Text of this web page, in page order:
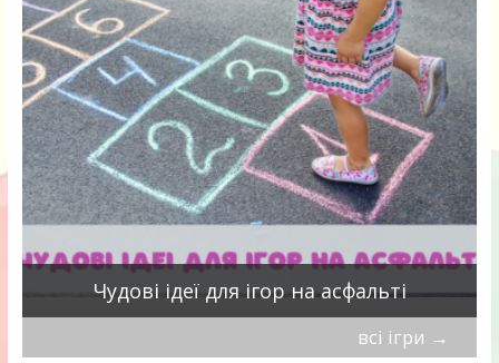
Чудові ідеї для ігор на асфальті
всі ігри →